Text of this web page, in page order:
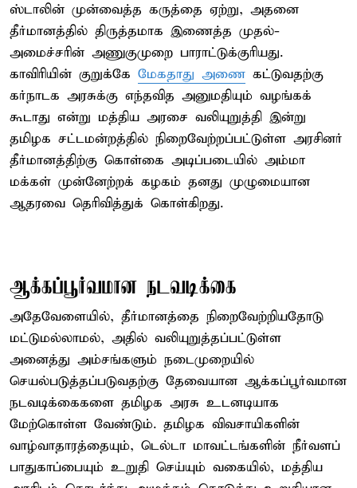
ஸ்டாலின் முன்வைத்த கருத்தை ஏற்று, அதனை
தீர்மானத்தில் திருத்தமாக இணைத்த முதல்-
அமைச்சரின் அணுகுமுறை பாராட்டுக்குரியது.
காவிரியின் குறுக்கே மேகதாது அணை கட்டுவதற்கு
கர்நாடக அரசுக்கு எந்தவித அனுமதியும் வழங்கக்
கூடாது என்று மத்திய அரசை வலியுறுத்தி இன்று
தமிழக சட்டமன்றத்தில் நிறைவேற்றப்பட்டுள்ள அரசினர்
தீர்மானத்திற்கு கொள்கை அடிப்படையில் அம்மா
மக்கள் முன்னேற்றக் கழகம் தனது முழுமையான
ஆதரவை தெரிவித்துக் கொள்கிறது.
ஆக்கப்பூர்வமான நடவடிக்கை
அதேவேளையில், தீர்மானத்தை நிறைவேற்றியதோடு
மட்டுமல்லாமல், அதில் வலியுறுத்தப்பட்டுள்ள
அனைத்து அம்சங்களும் நடைமுறையில்
செயல்படுத்தப்படுவதற்கு தேவையான ஆக்கப்பூர்வமான
நடவடிக்கைகளை தமிழக அரசு உடனடியாக
மேற்கொள்ள வேண்டும். தமிழக விவசாயிகளின்
வாழ்வாதாரத்தையும், டெல்டா மாவட்டங்களின் நீர்வளப்
பாதுகாப்பையும் உறுதி செய்யும் வகையில், மத்திய